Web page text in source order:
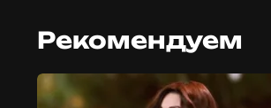
Рекомендуем